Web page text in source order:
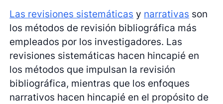
Las revisiones sistemáticas y narrativas son
los métodos de revisión bibliográfica más
empleados por los investigadores. Las
revisiones sistemáticas hacen hincapié en
los métodos que impulsan la revisión
bibliográfica, mientras que los enfoques
narrativos hacen hincapié en el propósito de